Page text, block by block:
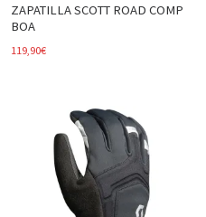
ZAPATILLA SCOTT ROAD COMP
BOA
119,90€